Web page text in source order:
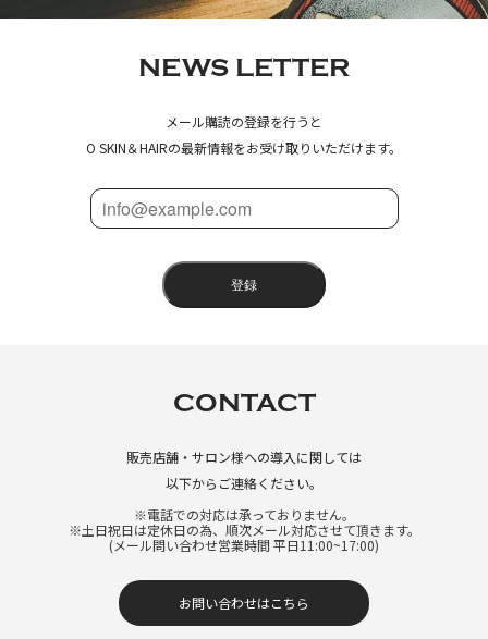
NEWS LETTER
メール購読の登録を行うと
O SKIN＆HAIRの最新情報をお受け取りいただけます。
登録
CONTACT
販売店舗・サロン様への導入に関しては
以下からご連絡ください。
※電話での対応は承っておりません。
※土日祝日は定休日の為、順次メール対応させて頂きます。
(メール問い合わせ営業時間 平日11:00~17:00)
お問い合わせはこちら